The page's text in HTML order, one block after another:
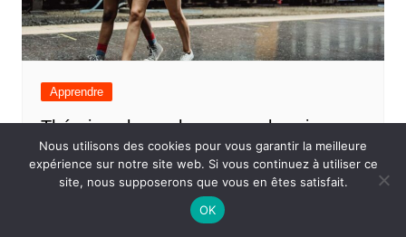
Apprendre
Théorie polyvagale : ce que la science
dit vraiment sur notre « radar à danger
»
0
Nous utilisons des cookies pour vous garantir la meilleure
expérience sur notre site web. Si vous continuez à utiliser ce
site, nous supposerons que vous en êtes satisfait.
OK